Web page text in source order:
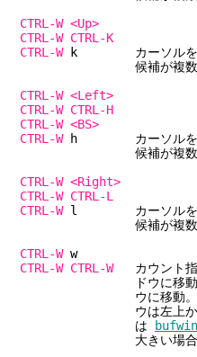
CTRL-W <Up>
CTRL-W CTRL-K
CTRL-Wk カーソルをカレ
候補が複数ある場合は
CTRL-W <Left>
CTRL-W CTRL-H
CTRL-W <BS>
CTRL-Wh カーソルをカ
候補が複数ある場合は
CTRL-W <Right>
CTRL-W CTRL-L
CTRL-Wl カーソルをカレ
候補が複数ある場合は
CTRL-W
CTRL-W CTRL-Wカウント指
ドウに移動。下／右に
ウに移動。カウ
ウは左上から右下へと
は
大きい場合、最後の